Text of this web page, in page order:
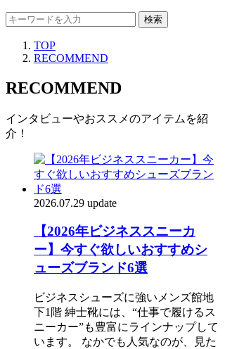
検索
TOP
RECOMMEND
RECOMMEND
インタビューやおススメのアイテムを紹
介！
2026.07.29 update
【2026年ビジネススニーカ
ー】今すぐ欲しいおすすめシ
ューズブランド6選
ビジネスシューズに強いメンズ館地
下1階 紳士靴には、“仕事で履けるス
ニーカー”も豊富にラインナップして
います。 なかでも人気なのが、見た